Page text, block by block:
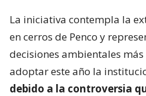
La iniciativa contempla la
en cerros de Penco y
decisiones ambientales
adoptar este año la
debido a la controversia